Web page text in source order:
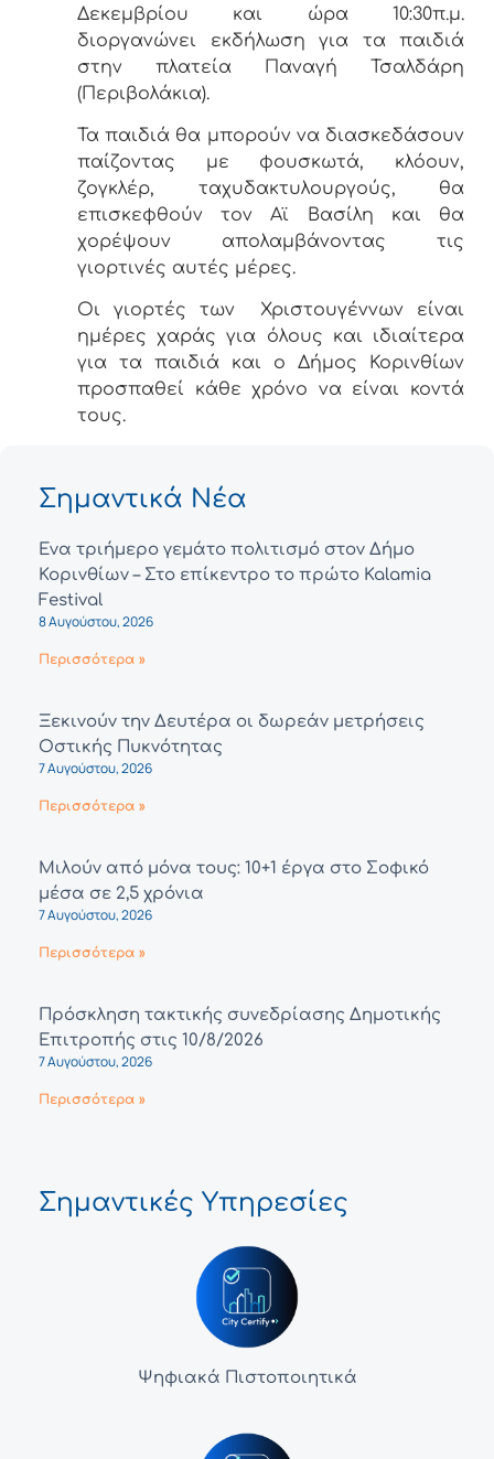
Δεκεμβρίου και ώρα 10:30π.μ.
διοργανώνει εκδήλωση για τα παιδιά
στην πλατεία Παναγή Τσαλδάρη
(Περιβολάκια).
Τα παιδιά θα μπορούν να διασκεδάσουν
παίζοντας με φουσκωτά, κλόουν,
ζογκλέρ, ταχυδακτυλουργούς, θα
επισκεφθούν τον Αϊ Βασίλη και θα
χορέψουν απολαμβάνοντας τις
γιορτινές αυτές μέρες.
Οι γιορτές των
Χριστουγέννων είναι
ημέρες χαράς για όλους και ιδιαίτερα
για τα παιδιά και ο Δήμος Κορινθίων
προσπαθεί κάθε χρόνο να είναι κοντά
τους.
Σημαντικά Νέα
Ένα τριήμερο γεμάτο πολιτισμό στον Δήμο
Κορινθίων – Στο επίκεντρο το πρώτο Kalamia
Festival
8 Αυγούστου, 2026
Περισσότερα »
Ξεκινούν την Δευτέρα οι δωρεάν μετρήσεις
Οστικής Πυκνότητας
7 Αυγούστου, 2026
Περισσότερα »
Μιλούν από μόνα τους: 10+1 έργα στο Σοφικό
μέσα σε 2,5 χρόνια
7 Αυγούστου, 2026
Περισσότερα »
Πρόσκληση τακτικής συνεδρίασης Δημοτικής
Επιτροπής στις 10/8/2026
7 Αυγούστου, 2026
Περισσότερα »
Σημαντικές Υπηρεσίες
Ψηφιακά Πιστοποιητικά